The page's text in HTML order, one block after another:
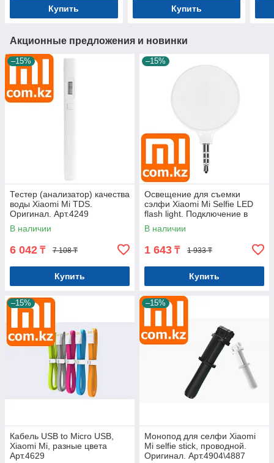
Купить Купить
Акционные предложения и новинки
–15%
Тестер (анализатор) качества
воды Xiaomi Mi TDS.
Оригинал. Арт.4249
В наличии
6 042 ₸ 7 108 ₸
Купить
–15%
Освещение для съемки
сэлфи Xiaomi Mi Selfie LED
flash light. Подключение в
аудиоразъем. Оригинал.
Арт.4632
В наличии
1 643 ₸ 1 933 ₸
Купить
–15%
Кабель USB to Micro USB,
Xiaomi Mi, разные цвета
Арт.4629
–15%
Монопод для селфи Xiaomi
Mi selfie stick, проводной.
Оригинал. Арт.4904\4887